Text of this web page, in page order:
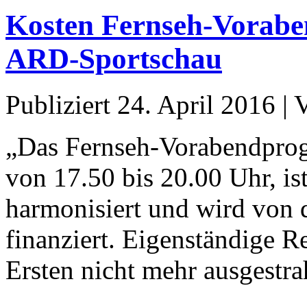
Kosten Fernseh-
ARD-Sportschau
Publiziert 24. April 2016 |
„Das Fernseh-
von 17.50 bis 20.00 Uhr,
harmonisiert und wird von
finanziert. Eigenständige
Ersten nicht mehr